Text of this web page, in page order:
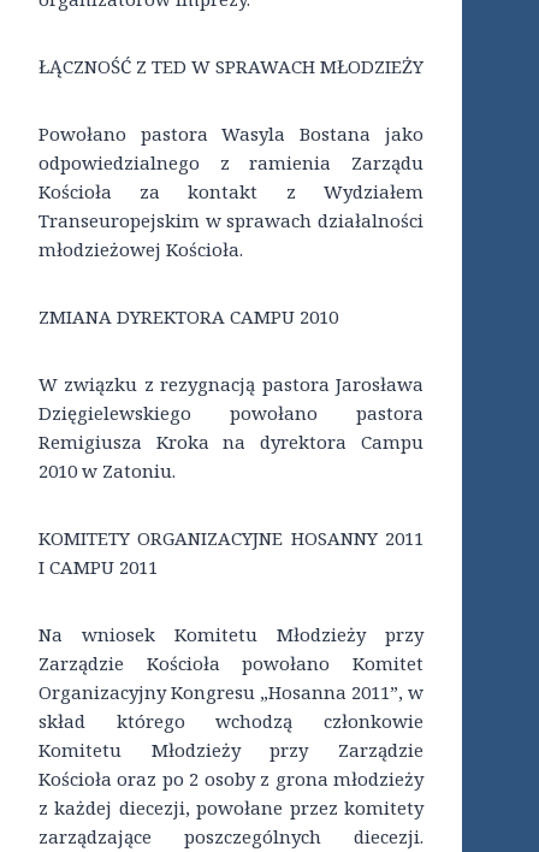
ŁĄCZNOŚĆ Z TED W SPRAWACH MŁODZIEŻY
Powołano pastora Wasyla Bostana jako
odpowiedzialnego z ramienia Zarządu
Kościoła za kontakt z Wydziałem
Transeuropejskim w sprawach działalności
młodzieżowej Kościoła.
ZMIANA DYREKTORA CAMPU 2010
W związku z rezygnacją pastora Jarosława
Dzięgielewskiego powołano pastora
Remigiusza Kroka na dyrektora Campu
2010 w Zatoniu.
KOMITETY ORGANIZACYJNE HOSANNY 2011
I CAMPU 2011
Na wniosek Komitetu Młodzieży przy
Zarządzie Kościoła powołano Komitet
Organizacyjny Kongresu „Hosanna 2011”, w
skład którego wchodzą członkowie
Komitetu Młodzieży przy Zarządzie
Kościoła oraz po 2 osoby z grona młodzieży
z każdej diecezji, powołane przez komitety
zarządzające poszczególnych diecezji.